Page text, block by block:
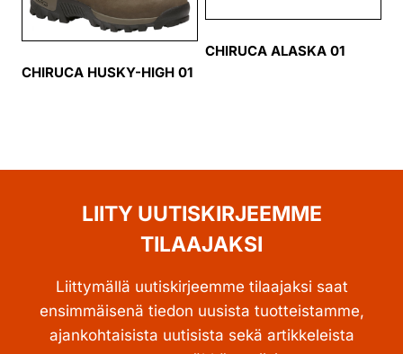
CHIRUCA HUSKY-HIGH 01
CHIRUCA ALASKA 01
LIITY UUTISKIRJEEMME
TILAAJAKSI
Liittymällä uutiskirjeemme tilaajaksi saat
ensimmäisenä tiedon uusista tuotteistamme,
ajankohtaisista uutisista sekä artikkeleista